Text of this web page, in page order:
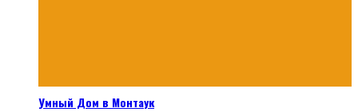
Умный Дом в Монтаук